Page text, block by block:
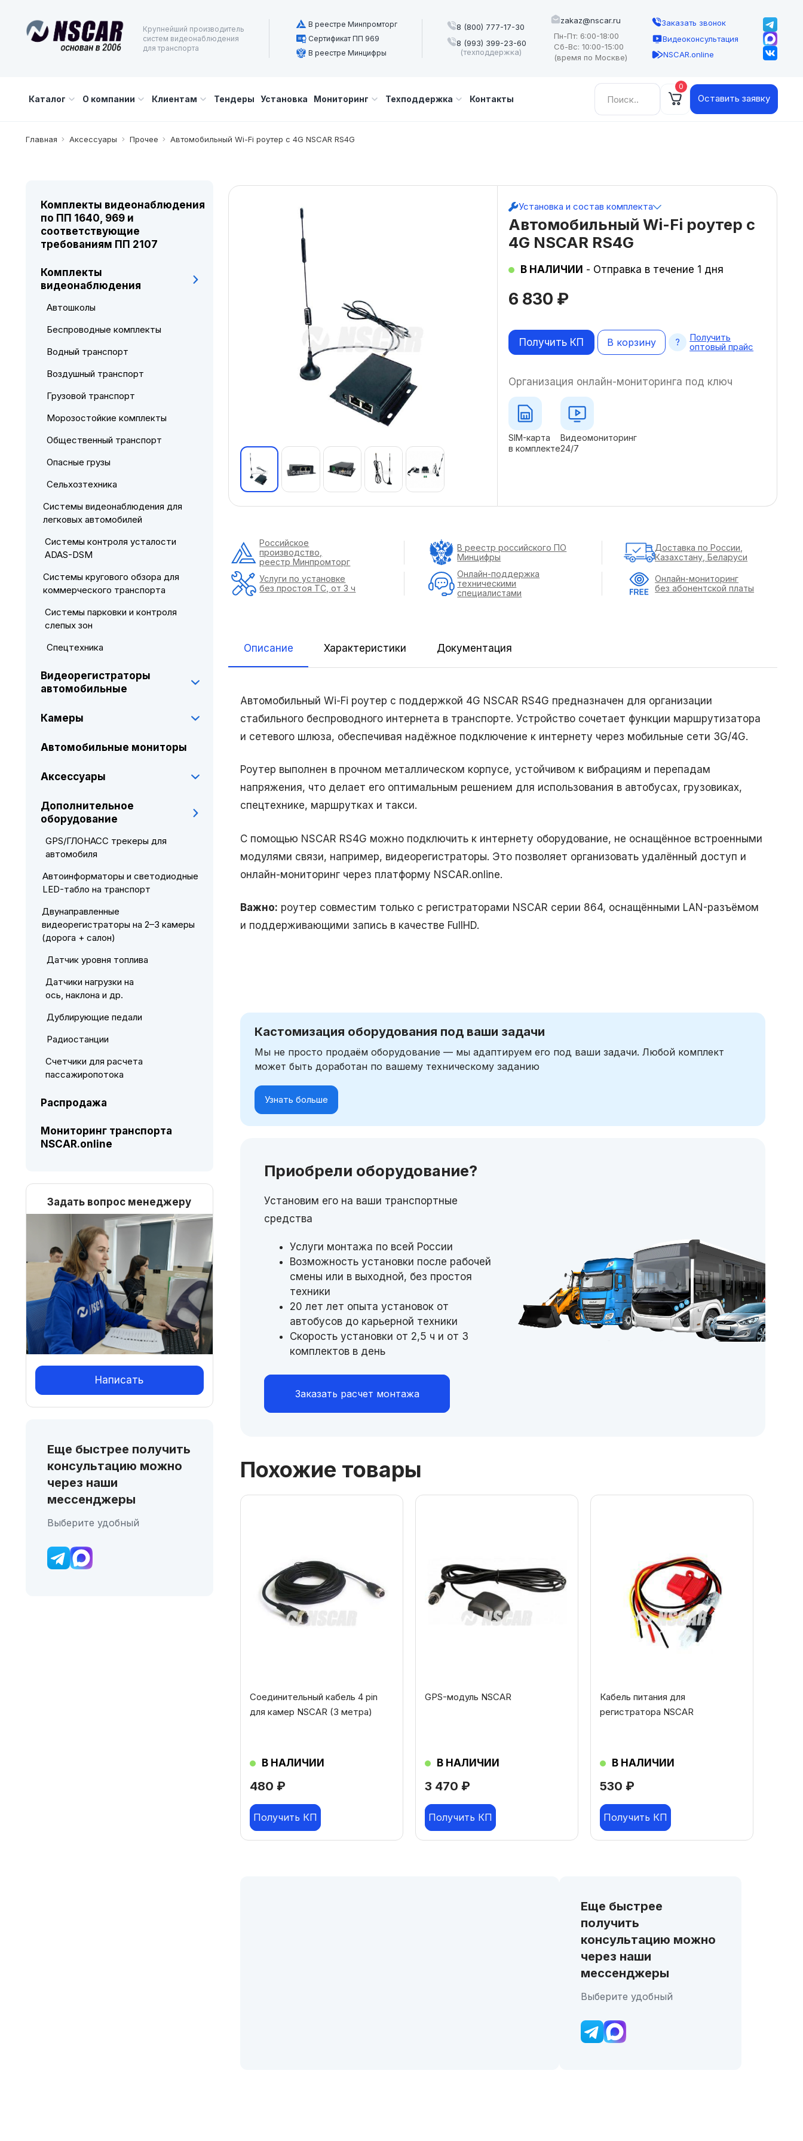
Крупнейший производитель
систем видеонаблюдения
для транспорта
В реестре Минпромторг
Сертификат ПП 969
В реестре Минцифры
8 (800) 777-17-30
8 (993) 399-23-60
(техподдержка)
zakaz@nscar.ru
Пн-Пт: 6:00-18:00
Сб-Вс: 10:00-15:00
(время по Москве)
Заказать звонок
Видеоконсультация
NSCAR.online
Каталог О компании Клиентам Тендеры Установка Мониторинг Техподдержка Контакты
Найти: 0
Оставить заявку
Главная Аксессуары Прочее Автомобильный Wi-Fi роутер с 4G NSCAR RS4G
Автомобильный Wi-Fi роутер с
4G NSCAR RS4G
6 830 ₽
В НАЛИЧИИ - Отправка в течение 1 дня
Установка и состав комплекта
В корзину
Получить КП
Получить
оптовый прайс
Организация онлайн-мониторинга под ключ
SIM-карта
в комплекте
Видеомониторинг
24/7
Описание Характеристики Документация
Автомобильный Wi-Fi роутер с поддержкой 4G NSCAR RS4G предназначен для организации
стабильного беспроводного интернета в транспорте. Устройство сочетает функции маршрутизатора
и сетевого шлюза, обеспечивая надёжное подключение к интернету через мобильные сети 3G/4G.
Роутер выполнен в прочном металлическом корпусе, устойчивом к вибрациям и перепадам
напряжения, что делает его оптимальным решением для использования в автобусах, грузовиках,
спецтехнике, маршрутках и такси.
С помощью NSCAR RS4G можно подключить к интернету оборудование, не оснащённое встроенными
модулями связи, например, видеорегистраторы. Это позволяет организовать удалённый доступ и
онлайн-мониторинг через платформу NSCAR.online.
Важно: роутер совместим только с регистраторами NSCAR серии 864, оснащёнными LAN-разъёмом
и поддерживающими запись в качестве FullHD.
Кастомизация оборудования под ваши задачи
Мы не просто продаём оборудование — мы адаптируем его под ваши задачи. Любой комплект
может быть доработан по вашему техническому заданию
Узнать больше
Приобрели оборудование?
Установим его на ваши транспортные
средства
Услуги монтажа по всей России
Возможность установки после рабочей
смены или в выходной, без простоя
техники
20 лет лет опыта установок от
автобусов до карьерной техники
Скорость установки от 2,5 ч и от 3
комплектов в день
Заказать расчет монтажа
Похожие товары
480 ₽
Соединительный кабель 4 pin
для камер NSCAR (3 метра)
В НАЛИЧИИ
Получить КП
3 470 ₽
GPS-модуль NSCAR
В НАЛИЧИИ
Получить КП
530 ₽
Кабель питания для
регистратора NSCAR
В НАЛИЧИИ
Получить КП
Еще быстрее
получить
консультацию можно
через наши
мессенджеры
Выберите удобный
Российское
производство,
реестр Минпромторг
В реестр российского ПО
Минцифры
Доставка по России,
Казахстану, Беларуси
Услуги по установке
без простоя ТС, от 3 ч
Онлайн-поддержка
техническими
специалистами
Онлайн-мониторинг
без абонентской платы
Комплекты видеонаблюдения
по ПП 1640, 969 и
соответствующие
требованиям ПП 2107
Комплекты
видеонаблюдения
Автошколы
Беспроводные комплекты
Водный транспорт
Воздушный транспорт
Грузовой транспорт
Морозостойкие комплекты
Общественный транспорт
Опасные грузы
Сельхозтехника
Системы видеонаблюдения для
легковых автомобилей
Системы контроля усталости
ADAS-DSM
Системы кругового обзора для
коммерческого транспорта
Системы парковки и контроля
слепых зон
Спецтехника
Видеорегистраторы
автомобильные
Камеры
Автомобильные мониторы
Аксессуары
Дополнительное
оборудование
GPS/ГЛОНАСС трекеры для
автомобиля
Автоинформаторы и светодиодные
LED-табло на транспорт
Двунаправленные
видеорегистраторы на 2–3 камеры
(дорога + салон)
Датчик уровня топлива
Датчики нагрузки на
ось, наклона и др.
Дублирующие педали
Радиостанции
Счетчики для расчета
пассажиропотока
Распродажа
Мониторинг транспорта
NSCAR.online
Задать вопрос менеджеру
Написать
Еще быстрее получить
консультацию можно
через наши
мессенджеры
Выберите удобный